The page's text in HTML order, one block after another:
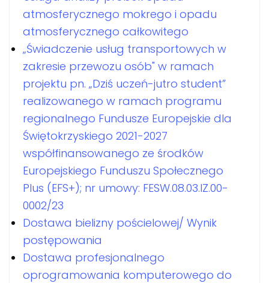
atmosferycznego mokrego i opadu
atmosferycznego całkowitego
„Świadczenie usług transportowych w
zakresie przewozu osób" w ramach
projektu pn. „Dziś uczeń-jutro student”
realizowanego w ramach programu
regionalnego Fundusze Europejskie dla
Świętokrzyskiego 2021-2027
współfinansowanego ze środków
Europejskiego Funduszu Społecznego
Plus (EFS+); nr umowy: FESW.08.03.IZ.00-
0002/23
Dostawa bielizny pościelowej/ Wynik
postępowania
Dostawa profesjonalnego
oprogramowania komputerowego do